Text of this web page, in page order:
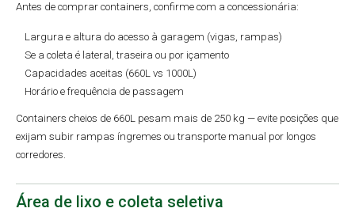
Antes de comprar containers, confirme com a concessionária:
Largura e altura do acesso à garagem (vigas, rampas)
Se a coleta é lateral, traseira ou por içamento
Capacidades aceitas (660L vs 1000L)
Horário e frequência de passagem
Containers cheios de 660L pesam mais de 250 kg — evite posições que
exijam subir rampas íngremes ou transporte manual por longos
corredores.
Área de lixo e coleta seletiva